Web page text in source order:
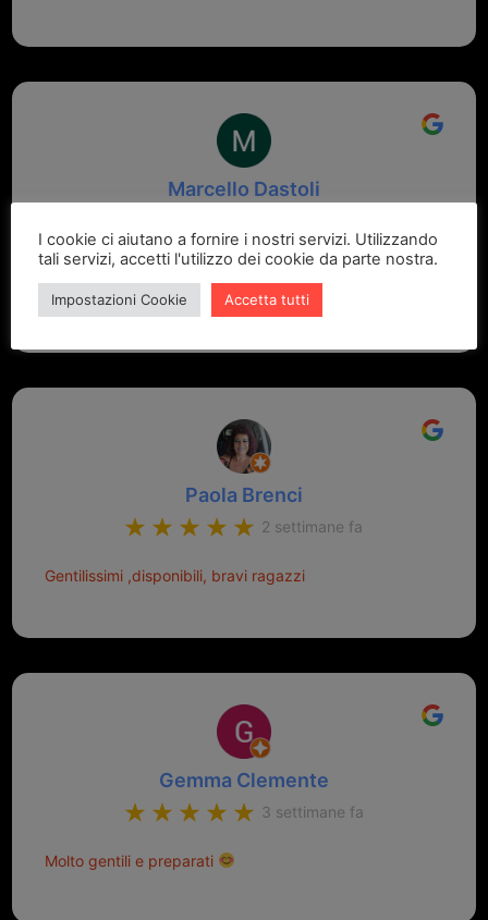
Marcello Dastoli
GRANDE PROFESSIONALITA' E DISPONIBILITA' - UN
VERO PUNTO DI RIFERIMENTO PER LA ZONA
Paola Brenci
2 settimane fa
Gentilissimi ,disponibili, bravi ragazzi
Gemma Clemente
3 settimane fa
Molto gentili e preparati
I cookie ci aiutano a fornire i nostri servizi. Utilizzando
tali servizi, accetti l'utilizzo dei cookie da parte nostra.
Impostazioni Cookie Accetta tutti